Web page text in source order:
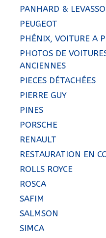
PANHARD &
PEUGEOT
PHÉNIX, VOITURE A
PHOTOS DE
ANCIENNES
PIECES DÉTACHÉES
PIERRE GUY
PINES
PORSCHE
RENAULT
RESTAURATION EN
ROLLS ROYCE
ROSCA
SAFIM
SALMSON
SIMCA